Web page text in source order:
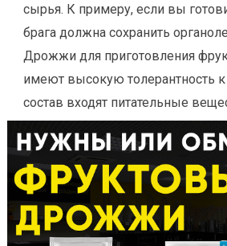
сырья. К примеру, если вы
брага должна сохранить
Дрожжи для приготовления
имеют высокую толерантность
состав входят питательные